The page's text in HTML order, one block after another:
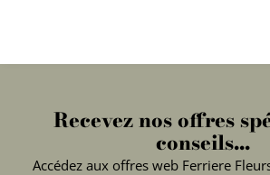
Recevez nos offres
conseils...
Accédez aux offres web Ferriere